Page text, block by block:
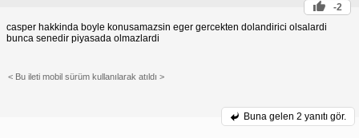
-2
casper hakkinda boyle konusamazsin eger gercekten dolandirici olsalardi
bunca senedir piyasada olmazlardi
< Bu ileti mobil sürüm kullanılarak atıldı >
Buna gelen 2 yanıtı gör.